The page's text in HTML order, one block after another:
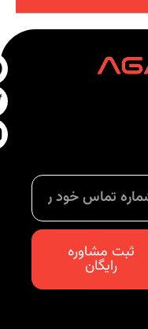
ثبت مشاوره
رایگان